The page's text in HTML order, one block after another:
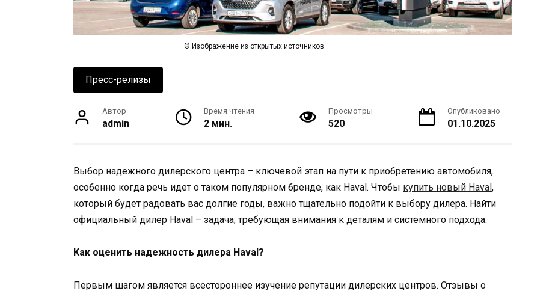
© Изображение из открытых источников
Пресс-релизы
Автор
admin
Время чтения
2 мин.
Просмотры
520
Опубликовано
01.10.2025
Выбор надежного дилерского центра – ключевой этап на пути к приобретению автомобиля,
особенно когда речь идет о таком популярном бренде, как Haval. Чтобы купить новый Haval ,
который будет радовать вас долгие годы, важно тщательно подойти к выбору дилера. Найти
официальный дилер Haval – задача, требующая внимания к деталям и системного подхода.
Как оценить надежность дилера Haval?
Первым шагом является всестороннее изучение репутации дилерских центров. Отзывы о